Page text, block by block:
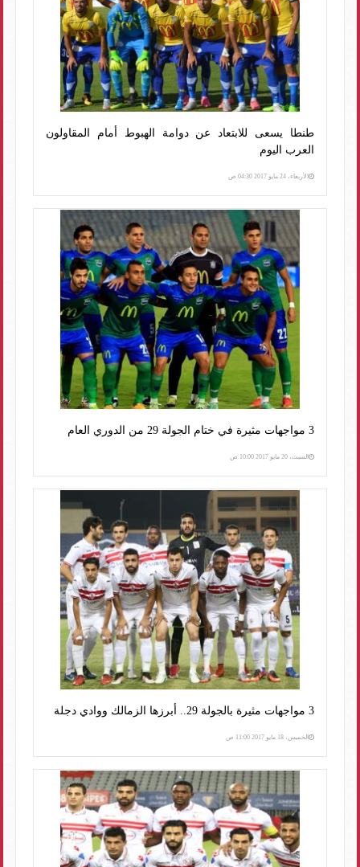
طنطا يسعى للابتعاد عن دوامة الهبوط أمام المقاولون
العرب اليوم
الأربعاء، 24 مايو 2017 04:30 ص
3 مواجهات مثيرة في ختام الجولة 29 من الدوري العام
السبت، 20 مايو 2017 10:00 ص
3 مواجهات مثيرة بالجولة 29.. أبرزها الزمالك ووادي دجلة
الخميس، 18 مايو 2017 11:00 ص